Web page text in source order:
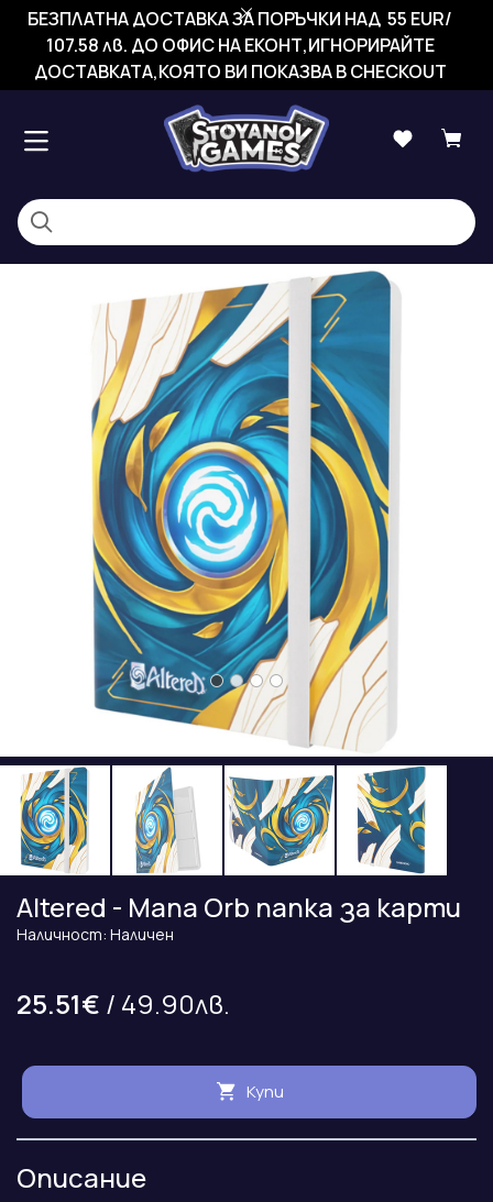
БЕЗПЛАТНА ДОСТАВКА ЗА ПОРЪЧКИ НАД 55 EUR/
107.58 лв. ДО ОФИС НА ЕКОНТ,ИГНОРИРАЙТЕ
ДОСТАВКАТА,КОЯТО ВИ ПОКАЗВА В CHECKOUT
Altered - Mana Orb папка за карти
Наличност: Наличен
25.51€ / 49.90лв.
Купи
Описание